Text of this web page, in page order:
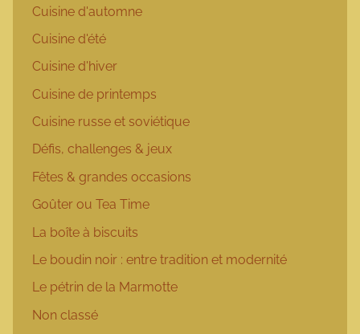
Cuisine d'automne
Cuisine d'été
Cuisine d'hiver
Cuisine de printemps
Cuisine russe et soviétique
Défis, challenges & jeux
Fêtes & grandes occasions
Goûter ou Tea Time
La boîte à biscuits
Le boudin noir : entre tradition et modernité
Le pétrin de la Marmotte
Non classé